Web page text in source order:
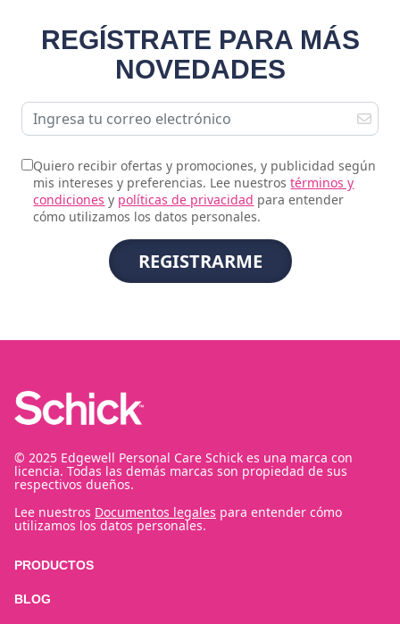
REGÍSTRATE PARA MÁS
NOVEDADES
Quiero recibir ofertas y promociones, y publicidad según
mis intereses y preferencias. Lee nuestrostérminos y
condiciones y políticas de privacidad para entender
cómo utilizamos los datos personales.
© 2025 Edgewell Personal Care Schick es una marca con
licencia. Todas las demás marcas son propiedad de sus
respectivos dueños.
Lee nuestros Documentos legales para entender cómo
utilizamos los datos personales.
PRODUCTOS
BLOG